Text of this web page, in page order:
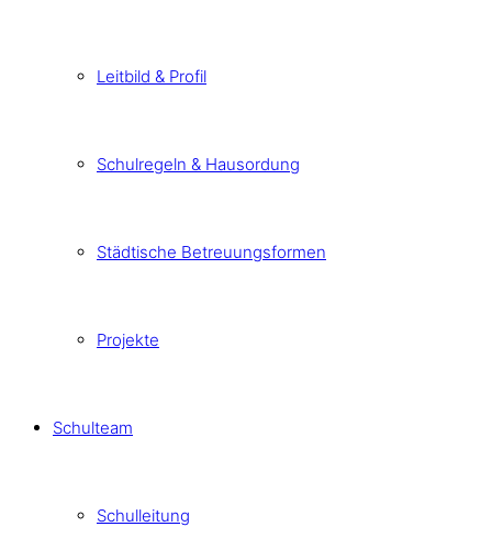
Leitbild & Profil
Schulregeln & Hausordung
Städtische Betreuungsformen
Projekte
Schulteam
Schulleitung